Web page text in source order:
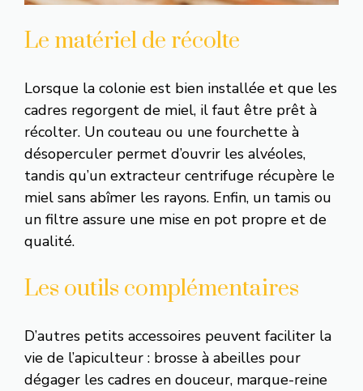
Le matériel de récolte
Lorsque la colonie est bien installée et que les
cadres regorgent de miel, il faut être prêt à
récolter. Un couteau ou une fourchette à
désoperculer permet d’ouvrir les alvéoles,
tandis qu’un extracteur centrifuge récupère le
miel sans abîmer les rayons. Enfin, un tamis ou
un filtre assure une mise en pot propre et de
qualité.
Les outils complémentaires
D’autres petits accessoires peuvent faciliter la
vie de l’apiculteur : brosse à abeilles pour
dégager les cadres en douceur, marque-reine